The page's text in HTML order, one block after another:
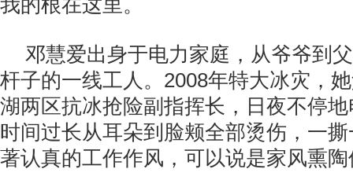
我的根在这里。
邓慧爱出身于电力家庭，从爷爷到
杆子的一线工人。2008年特大冰灾，
湖两区抗冰抢险副指挥长，日夜不停
时间过长从耳朵到脸颊全部烫伤，一
著认真的工作作风，可以说是家风熏